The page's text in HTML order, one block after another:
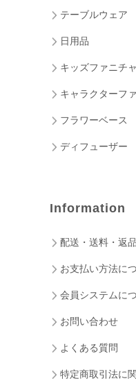
テーブルウェア
日用品
キッズファニチ
キャラクターフ
フラワーベース
ディフューザー
Information
配送・送料・返
お支払い方法に
会員システムに
お問い合わせ
よくある質問
特定商取引法に